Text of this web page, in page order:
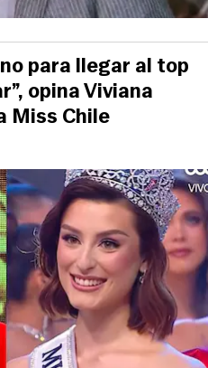
para llegar al top
opina Viviana
Miss Chile